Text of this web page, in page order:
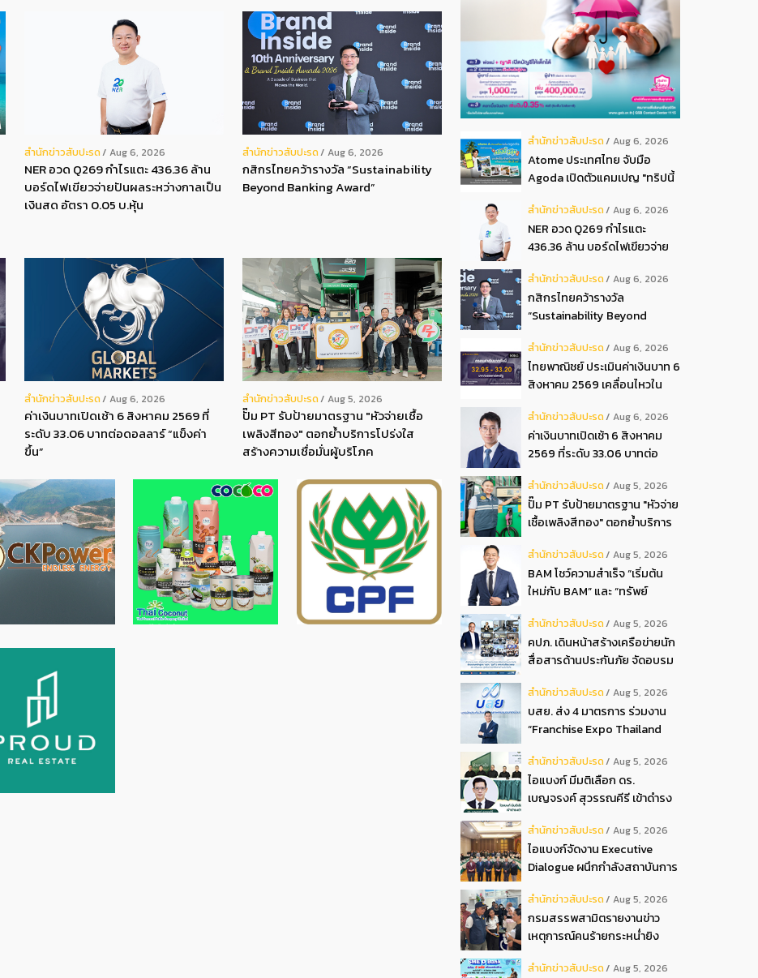
สํานักข่าวสับปะรด Aug 6, 2026
NER อวด Q269 กำไรแตะ 436.36 ล้าน
บอร์ดไฟเขียวจ่ายปันผลระหว่างกาลเป็น
เงินสด อัตรา 0.05 บ.หุ้น
สํานักข่าวสับปะรด Aug 6, 2026
กสิกรไทยคว้ารางวัล “Sustainability
Beyond Banking Award”
สํานักข่าวสับปะรด Aug 6, 2026
ค่าเงินบาทเปิดเช้า 6 สิงหาคม 2569 ที่
ระดับ 33.06 บาทต่อดอลลาร์ “แข็งค่า
ขึ้น”
สํานักข่าวสับปะรด Aug 5, 2026
ปั๊ม PT รับป้ายมาตรฐาน "หัวจ่ายเชื้อ
เพลิงสีทอง" ตอกย้ำบริการโปร่งใส
สร้างความเชื่อมั่นผู้บริโภค
สํานักข่าวสับปะรด Aug 6, 2026
Atome ประเทศไทย จับมือ
Agoda เปิดตัวแคมเปญ "ทริปนี้
โรงแรมหรู พร้อมผ่อน 0 ได้ 3
งวด**
สํานักข่าวสับปะรด Aug 6, 2026
NER อวด Q269 กำไรแตะ
436.36 ล้าน บอร์ดไฟเขียวจ่าย
อัตรา 0.05 บ.หุ้น
สํานักข่าวสับปะรด Aug 6, 2026
กสิกรไทยคว้ารางวัล
“Sustainability Beyond
สํานักข่าวสับปะรด Aug 6, 2026
ไทยพาณิชย์ ประเมินค่าเงินบาท 6
สิงหาคม 2569 เคลื่อนไหวใน
ดอลลาร์
สํานักข่าวสับปะรด Aug 6, 2026
ค่าเงินบาทเปิดเช้า 6 สิงหาคม
2569 ที่ระดับ 33.06 บาทต่อ
สํานักข่าวสับปะรด Aug 5, 2026
ปั๊ม PT รับป้ายมาตรฐาน "หัวจ่าย
เชื้อเพลิงสีทอง" ตอกย้ำบริการ
บริโภค
สํานักข่าวสับปะรด Aug 5, 2026
BAM โชว์ความสำเร็จ “เริ่มต้น
ใหม่กับ BAM” และ “ทรัพย์
2026
สํานักข่าวสับปะรด Aug 5, 2026
คปภ. เดินหน้าสร้างเครือข่ายนัก
สื่อสารด้านประกันภัย จัดอบรม
สํานักข่าวสับปะรด Aug 5, 2026
บสย. ส่ง 4 มาตรการ ร่วมงาน
“Franchise Expo Thailand
สํานักข่าวสับปะรด Aug 5, 2026
ไอแบงก์ มีมติเลือก ดร.
เบญจรงค์ สุวรรณคีรี เข้าดำรง
การประชุมวิสามัญผู้ถือหุ้น ครั้ง
ที่ 22569
สํานักข่าวสับปะรด Aug 5, 2026
ไอแบงก์จัดงาน Executive
Dialogue ผนึกกำลังสถาบันการ
ถ่ายทอดประสบการณ์กว่า 40 ปี
เตรียมความพร้อมองค์กรสู่การ
เป็นธนาคารอิสลามแห่งอนาคต
สํานักข่าวสับปะรด Aug 5, 2026
กรมสรรพสามิตรายงานข่าว
เหตุการณ์คนร้ายกระหน่ำยิง
ปัตตานี สาขามายอ
สํานักข่าวสับปะรด Aug 5, 2026